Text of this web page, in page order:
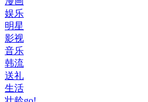
娱乐
明星
影视
音乐
韩流
送礼
生活